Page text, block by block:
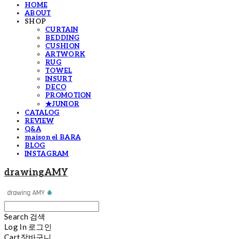
HOME
ABOUT
SHOP
CURTAIN
BEDDING
CUSHION
ARTWORK
RUG
TOWEL
INSURT
DECO
PROMOTION
★JUNIOR
CATALOG
REVIEW
Q&A
maison el BARA
BLOG
INSTAGRAM
drawingAMY
Search 검색
Log In 로그인
Cart장바구니